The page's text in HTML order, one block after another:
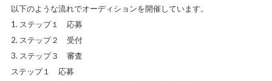
以下のような流れでオーディションを開催しています。
ステップ１ 応募
ステップ２ 受付
ステップ３ 審査
ステップ１ 応募